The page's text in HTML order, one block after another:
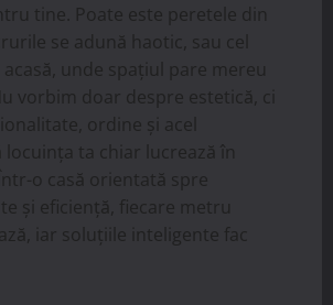
tine. Poate este peretele din
se adună haotic, sau cel
unde spațiul pare mereu
vorbim doar despre estetică, ci
ordine și acel
locuința ta chiar lucrează în
o casă orientată spre
și eficiență, fiecare metru
iar soluțiile inteligente fac